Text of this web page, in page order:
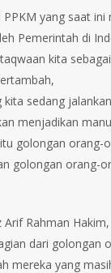
yang saat ini
Pemerintah di
kita
kita sedang
menjadikan
golongan orang-
golongan orang-
Arif Rahman
dari golongan
mereka yang